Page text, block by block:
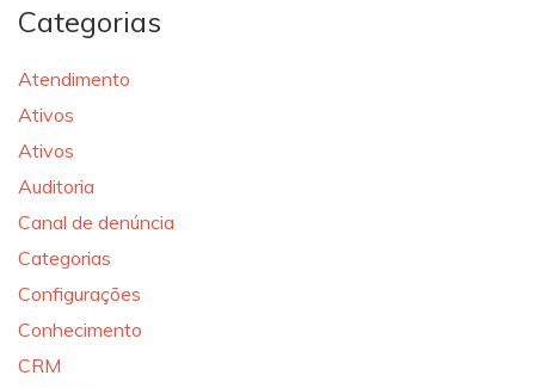
Categorias
Atendimento
Ativos
Ativos
Auditoria
Canal de denúncia
Categorias
Configurações
Conhecimento
CRM